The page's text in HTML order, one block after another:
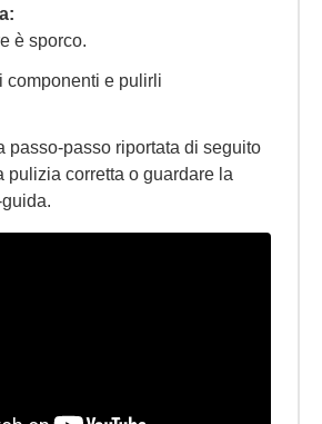
è sporco.
componenti e pulirli
passo-passo riportata di seguito
pulizia corretta o guardare la